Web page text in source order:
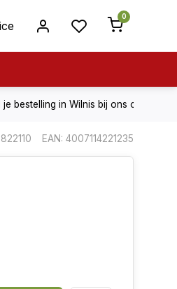
0
je bestelling in Wilnis bij ons op!
EAN: 4007114221235